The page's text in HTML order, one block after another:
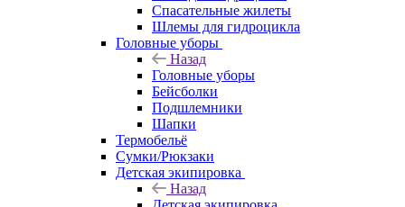
Спасательные жилеты
Шлемы для гидроцикла
Головные уборы
Назад
Головные уборы
Бейсболки
Подшлемники
Шапки
Термобельё
Сумки/Рюкзаки
Детская экипировка
Назад